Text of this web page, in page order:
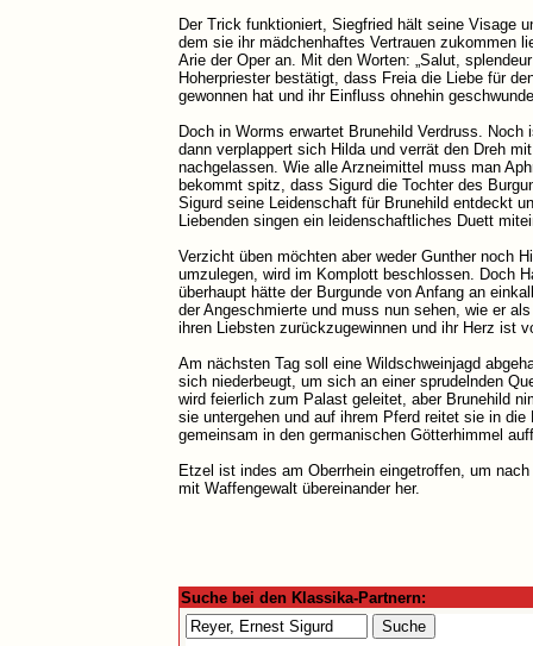
Der Trick funktioniert, Siegfried hält seine Visage
dem sie ihr mädchenhaftes Vertrauen zukommen
Arie der Oper an. Mit den Worten: „Salut,
Hoherpriester bestätigt, dass Freia die Liebe für
gewonnen hat und ihr Einfluss ohnehin
Doch in Worms erwartet Brunehild Verdruss.
dann verplappert sich Hilda und verrät den Dreh
nachgelassen. Wie alle Arzneimittel muss man
bekommt spitz, dass Sigurd die Tochter des
Sigurd seine Leidenschaft für Brunehild entdeckt
Liebenden singen ein leidenschaftliches Duett
Verzicht üben möchten aber weder Gunther noch
umzulegen, wird im Komplott beschlossen. Doch
überhaupt hätte der Burgunde von Anfang an
der Angeschmierte und muss nun sehen, wie er
ihren Liebsten zurückzugewinnen und ihr Herz ist
Am nächsten Tag soll eine Wildschweinjagd
sich niederbeugt, um sich an einer sprudelnden
wird feierlich zum Palast geleitet, aber Brunehild
sie untergehen und auf ihrem Pferd reitet sie in
gemeinsam in den germanischen Götterhimmel
Etzel ist indes am Oberrhein eingetroffen, um
mit Waffengewalt übereinander her.
Suche bei den Klassika-Partnern: